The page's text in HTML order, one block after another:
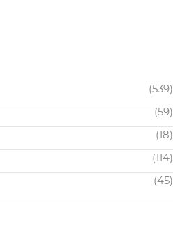
(539)
(59)
(18)
(114)
(45)